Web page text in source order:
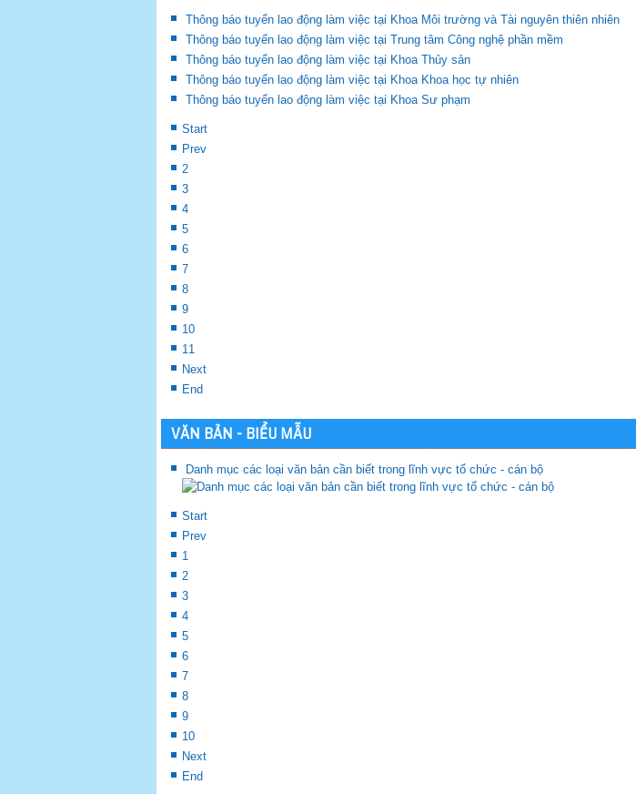
Thông báo tuyển lao động làm việc tại Khoa Môi trường và Tài nguyên thiên nhiên
Thông báo tuyển lao động làm việc tại Trung tâm Công nghệ phần mềm
Thông báo tuyển lao động làm việc tại Khoa Thủy sản
Thông báo tuyển lao động làm việc tại Khoa Khoa học tự nhiên
Thông báo tuyển lao động làm việc tại Khoa Sư phạm
Start
Prev
2
3
4
5
6
7
8
9
10
11
Next
End
VĂN BẢN - BIỂU MẪU
Danh mục các loại văn bản cần biết trong lĩnh vực tổ chức - cán bộ
Start
Prev
1
2
3
4
5
6
7
8
9
10
Next
End